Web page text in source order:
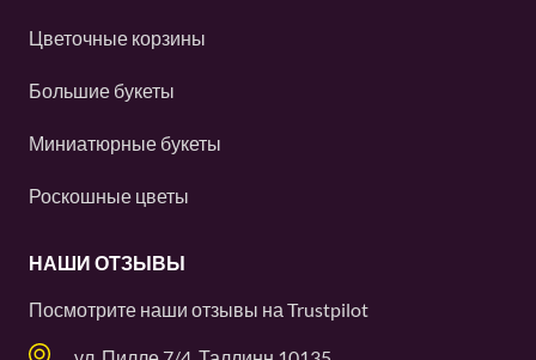
Цветочные корзины
Большие букеты
Миниатюрные букеты
Роскошные цветы
НАШИ ОТЗЫВЫ
Посмотрите наши отзывы на Trustpilot